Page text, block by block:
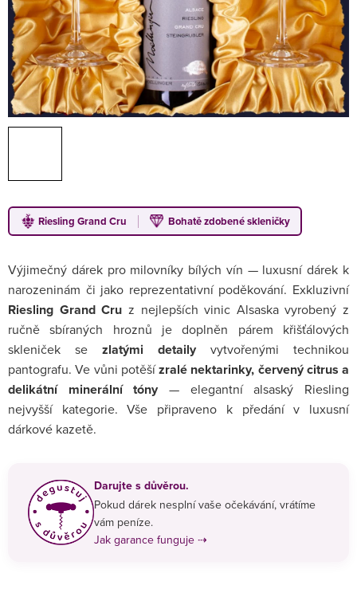
Riesling Grand Cru Bohatě zdobené skleničky
Výjimečný dárek pro milovníky bílých vín — luxusní dárek k
narozeninám či jako reprezentativní poděkování. Exkluzivní
Riesling Grand Cru z nejlepších vinic Alsaska vyrobený z
ručně sbíraných hroznů je doplněn párem křišťálových
skleniček se zlatými detaily vytvořenými technikou
pantografu. Ve vůni potěšízralé nektarinky, červený citrus a
delikátní minerální tóny — elegantní alsaský Riesling
nejvyšší kategorie. Vše připraveno k předání v luxusní
dárkové kazetě.
Darujte s důvěrou.
Pokud dárek nesplní vaše očekávání, vrátíme
vám peníze.
Jak garance funguje ⇢